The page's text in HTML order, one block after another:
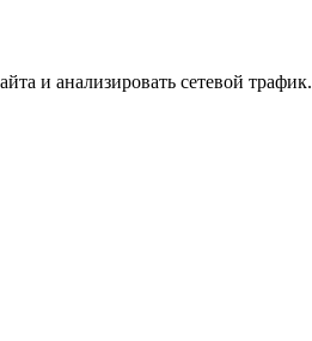
и анализировать сетевой трафик.